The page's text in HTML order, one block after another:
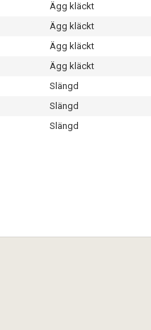
Ägg kläckt
Ägg kläckt
Ägg kläckt
Ägg kläckt
Slängd
Slängd
Slängd